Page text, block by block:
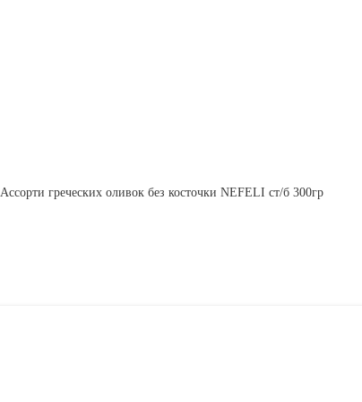
Ассорти греческих оливок без косточки NEFELI ст/б 300гр